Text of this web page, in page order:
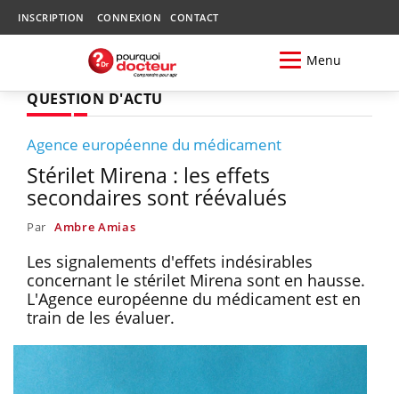
INSCRIPTION CONNEXION CONTACT
Menu
QUESTION D'ACTU
Agence européenne du médicament
Stérilet Mirena : les effets
secondaires sont réévalués
Par Ambre Amias
Les signalements d'effets indésirables
concernant le stérilet Mirena sont en hausse.
L'Agence européenne du médicament est en
train de les évaluer.